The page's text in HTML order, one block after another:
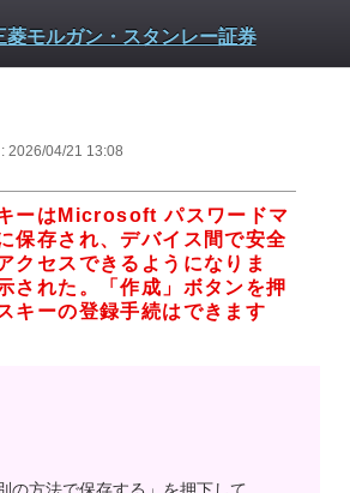
2026/04/21 13:08
キーはMicrosoft パスワードマ
保存され、デバイス間で安全
クセスできるようになりま
された。「作成」ボタンを押
キーの登録手続はできます